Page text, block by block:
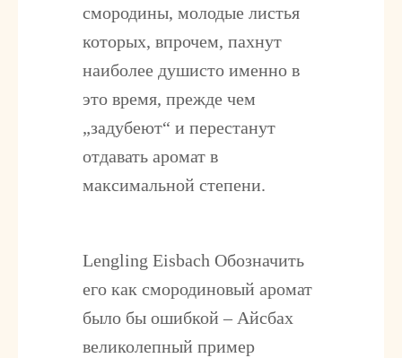
смородины, молодые листья
которых, впрочем, пахнут
наиболее душисто именно в
это время, прежде чем
„задубеют“ и перестанут
отдавать аромат в
максимальной степени.
Lengling Eisbach Обозначить
его как смородиновый аромат
было бы ошибкой – Айсбах
великолепный пример